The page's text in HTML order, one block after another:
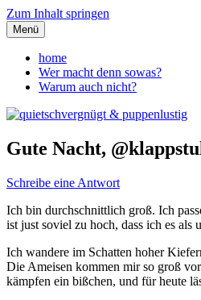
Zum Inhalt springen
Menü
home
Wer macht denn sowas?
Warum auch nicht?
Gute Nacht,
Schreibe eine Antwort
Ich bin durchschnittlich groß. Ich
ist just soviel zu hoch, dass ich es
Ich wandere im Schatten hoher
Die Ameisen kommen mir so groß
kämpfen ein bißchen, und für heute